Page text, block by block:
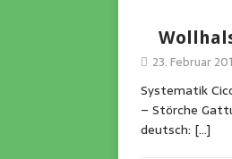
23. Februar
Systematik
– Störche
deutsch: […]